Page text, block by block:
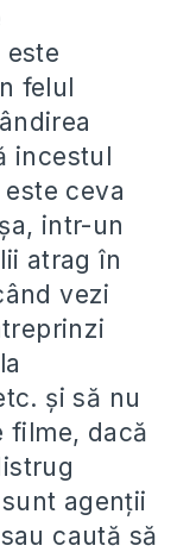
este
felul
incestul
ceva
intr-un
atrag în
vezi
şi să nu
filme, dacă
agenţii
caută să